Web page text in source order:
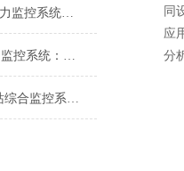
EasyPMS变配电房电力监控系统：守护电网“心脏”的智能卫士
EasyEEM变配电电力监控系统：智能电网的“神经中枢”
ACREL-PVMS变电站综合监控系统详解
同
应
分